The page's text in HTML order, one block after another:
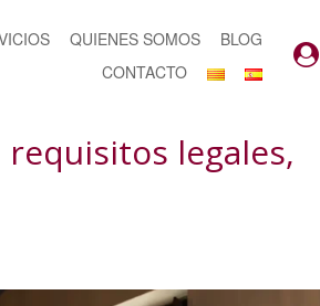
QUIENES SOMOS
BLOG
CONTACTO

legales,